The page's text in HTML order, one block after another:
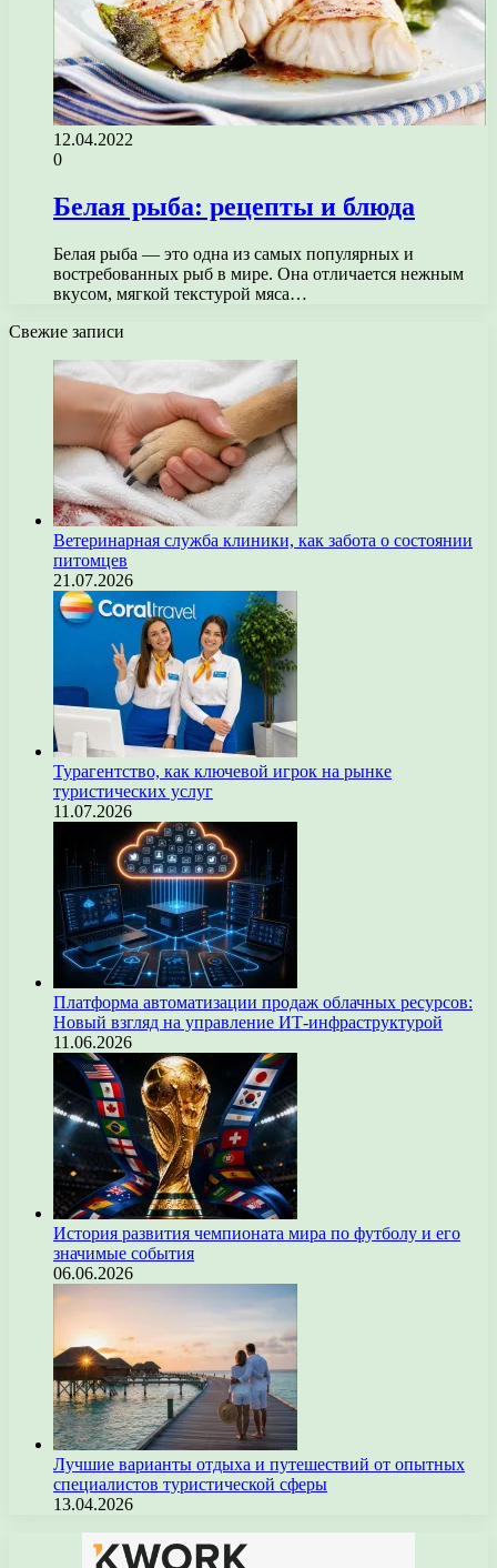
12.04.2022
0
Белая рыба: рецепты и блюда
Белая рыба — это одна из самых популярных и
востребованных рыб в мире. Она отличается нежным
вкусом, мягкой текстурой мяса…
Свежие записи
Ветеринарная служба клиники, как забота о состоянии
питомцев
21.07.2026
Турагентство, как ключевой игрок на рынке
туристических услуг
11.07.2026
Платформа автоматизации продаж облачных ресурсов:
Новый взгляд на управление ИТ-инфраструктурой
11.06.2026
История развития чемпионата мира по футболу и его
значимые события
06.06.2026
Лучшие варианты отдыха и путешествий от опытных
специалистов туристической сферы
13.04.2026